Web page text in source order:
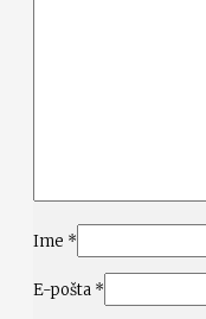
Ime *
E-pošta *